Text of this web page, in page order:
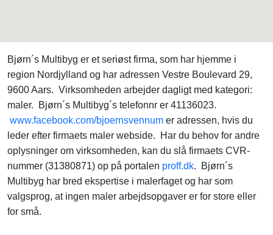
Bjørn´s Multibyg er et seriøst firma, som har hjemme i
region Nordjylland og har adressen Vestre Boulevard 29,
9600 Aars. Virksomheden arbejder dagligt med kategori:
maler. Bjørn´s Multibyg´s telefonnr er 41136023.
www.facebook.com/bjoernsvennum er adressen, hvis du
leder efter firmaets maler webside. Har du behov for andre
oplysninger om virksomheden, kan du slå firmaets CVR-
nummer (31380871) op på portalen proff.dk. Bjørn´s
Multibyg har bred ekspertise i malerfaget og har som
valgsprog, at ingen maler arbejdsopgaver er for store eller
for små.